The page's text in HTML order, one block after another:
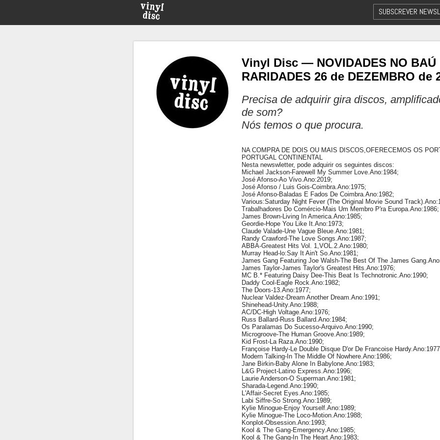
SUBSCREVER
Vinyl Disc — NOVIDADES NO BAÚ
RARIDADES 26 de DEZEMBRO de
Precisa de adquirir gira discos,
de som?
Nós temos o que procura.
NA COMPRA DE DOIS OU MAIS DISCOS,OFERECEMOS OS
PORTUGAL CONTINENTAL
Nesta newswletter, pode adquirir os seguintes discos:
Michael Jackson-Farewell My Summer Love.Ano:1984;
José Afonso-Ao Vivo.Ano:2019;
José Afonso / Luis Gois-Coimbra.Ano:1975;
José Afonso-Baladas E Fados De Coimbra.Ano:1982;
Various:Saturday Night Fever (The Original Movie Sound
Trabalhadores Do Comércio-Mais Um Membro P'ra Europa.Ano:1986;
James Brown-Living In America.Ano:1985;
Geordie-Hope You Like It.Ano:1973;
Claude Valade-Une Vague Bleue.Ano:1981;
Randy Crawford-The Love Songs.Ano:1987;
ABBA-Greatest Hits Vol. 1,VOL.2.Ano:1980;
Murray Head-lo:Say It Ain't So.Ano:1981;
James Gang Featuring Joe Walsh-The Best Of The James
James Taylor-James Taylor's Greatest Hits.Ano:1976;
MC B.* Featuring Daisy Dee-This Beat Is Technotronic.Ano:1990;
Daddy Cool-Eagle Rock.Ano:1982;
The Doors-13.Ano:1977;
Nuclear Valdez-Dream Another Dream.Ano:1991;
Shinehead-Unity.Ano:1988;
AC/DC-High Voltage.Ano:1976;
Russ Ballard-Russ Ballard.Ano:1984;
Os Paralamas Do Sucesso-Arquivo.Ano:1990;
Microgroove-The Human Groove.Ano:1989;
Kid Frost-La Raza.Ano:1990;
Françoise Hardy-Le Double Disque D'or De Francoise
Modern Talking-In The Middle Of Nowhere.Ano:1986;
Jane Birkin-Baby Alone In Babylone.Ano:1983;
L&G Project-Latino Express.Ano:1996;
Laurie Anderson-O Superman.Ano:1981;
Sharada-Legend.Ano:1990;
L'Affair-Secret Eyes.Ano:1985;
Labi Siffre-So Strong.Ano:1989;
Kylie Minogue-Enjoy Yourself.Ano:1989;
Kylie Minogue-The Loco-Motion.Ano:1988;
Konplot-Obsession.Ano:1993;
Kool & The Gang-Emergency.Ano:1985;
Kool & The Gang-In The Heart.Ano:1983;